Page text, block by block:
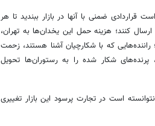
قراردادی ضمنی با آنها در بازار ببندید تا هر
کنند؛ هزینه حمل این یخدان‌ها به تهران،
راننده‌هایی که با شکارچیان آشنا هستند، زحمت
شکار شده را به رستوران‌ها تحویل
است در تجارت پرسود این بازار تغییری